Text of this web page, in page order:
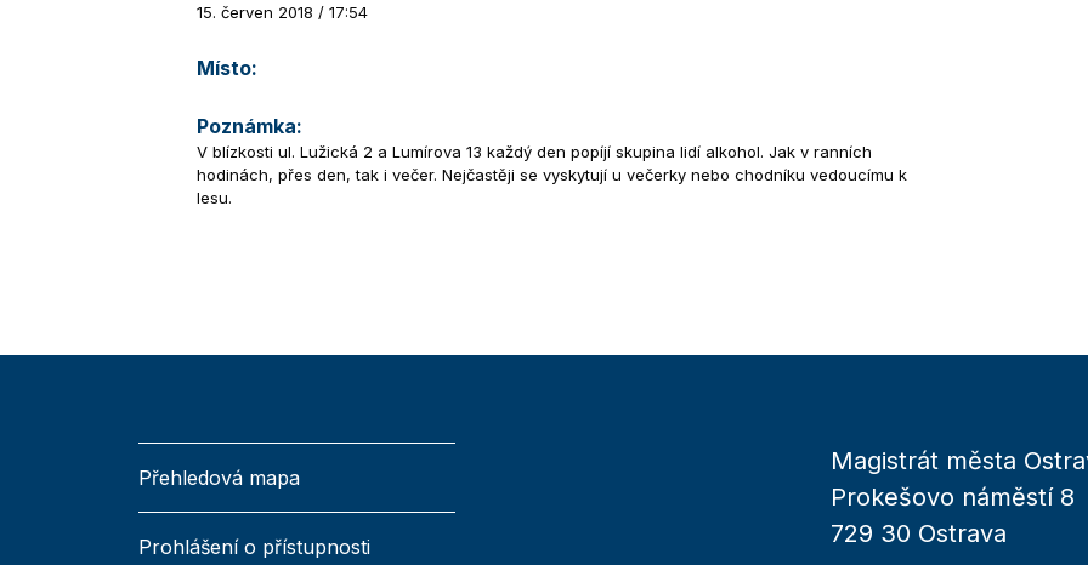
15. červen 2018 / 17:54
Místo:
Poznámka:
V blízkosti ul. Lužická 2 a Lumírova 13 každý den popíjí skupina lidí alkohol. Jak v ranních
hodinách, přes den, tak i večer. Nejčastěji se vyskytují u večerky nebo chodníku vedoucímu k
lesu.
Přehledová mapa
Prohlášení o přístupnosti
Magistrát města
Prokešovo náměstí 8
729 30 Ostrava